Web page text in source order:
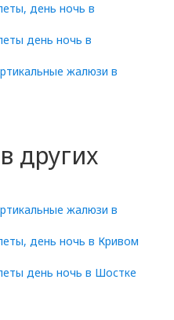
день ночь в
день ночь в
жалюзи в
других
жалюзи в
день ночь в Кривом
день ночь в Шостке